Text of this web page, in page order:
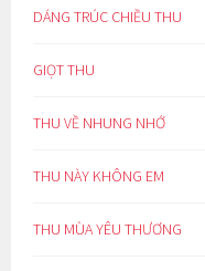
DÁNG TRÚC CHIỀU THU
GIỌT THU
THU VỀ NHUNG NHỚ
THU NÀY KHÔNG EM
THU MÙA YÊU THƯƠNG